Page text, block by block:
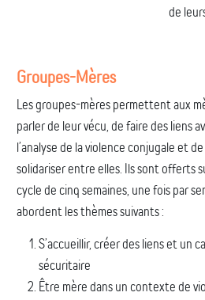
de
Groupes-Mères
Les groupes-mères permettent aux
parler de leur vécu, de faire des liens
l’analyse de la violence conjugale et
solidariser entre elles. Ils sont offerts
cycle de cinq semaines, une fois par
abordent les thèmes suivants :
S’accueillir, créer des liens et un
sécuritaire
Être mère dans un contexte de